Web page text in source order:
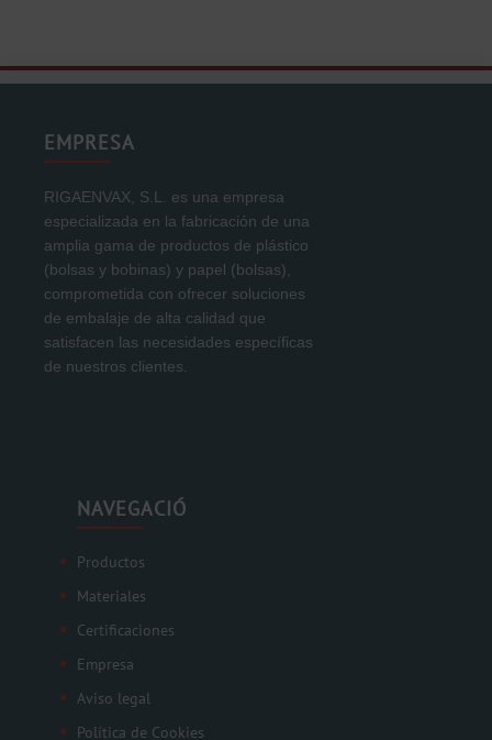
EMPRESA
RIGAENVAX, S.L. es una empresa
especializada en la fabricación de una
amplia gama de productos de plástico
(bolsas y bobinas) y papel (bolsas),
comprometida con ofrecer soluciones
de embalaje de alta calidad que
satisfacen las necesidades específicas
de nuestros clientes.
NAVEGACIÓ
Productos
Materiales
Certificaciones
Empresa
Aviso legal
Política de Cookies